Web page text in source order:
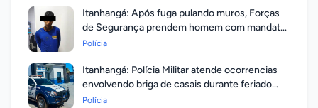
Itanhangá: Após fuga pulando muros, Forças
de Segurança prendem homem com mandato
em aberto por homicídio
Polícia
Itanhangá: Polícia Militar atende ocorrencias
envolvendo briga de casais durante feriado
prolongado
Polícia